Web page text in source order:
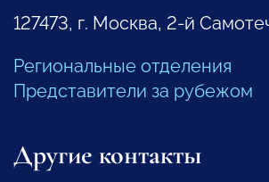
127473, г. Москва, 2-й
Региональные отделения
Представители за рубежом
Другие контакты